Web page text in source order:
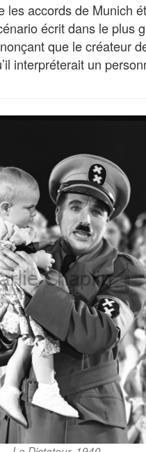
les accords de Munich
écrit dans le plus
que le créateur
interpréterait un